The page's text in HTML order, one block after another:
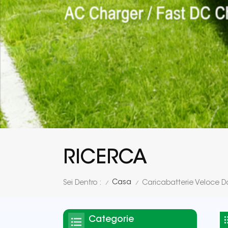
RICERCA
Sei Dentro : / Casa / Caricabatterie Veloce
Categorie